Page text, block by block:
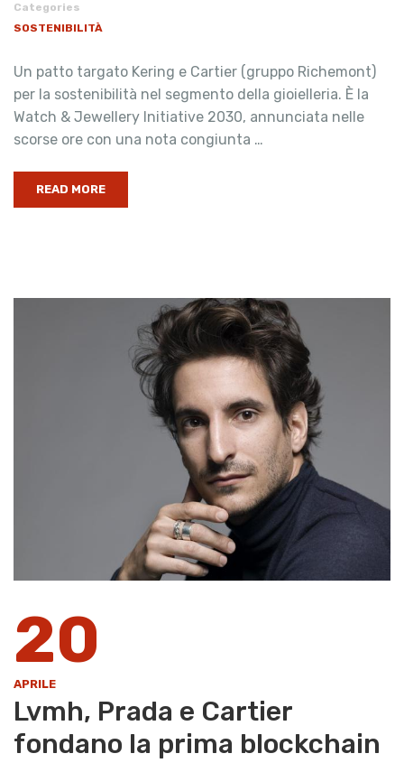
Categories
SOSTENIBILITÀ
Un patto targato Kering e Cartier (gruppo Richemont)
per la sostenibilità nel segmento della gioielleria. È la
Watch & Jewellery Initiative 2030, annunciata nelle
scorse ore con una nota congiunta …
READ MORE
20
APRILE
Lvmh, Prada e Cartier
fondano la prima blockchain